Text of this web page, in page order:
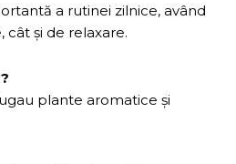
a rutinei zilnice, având
și de relaxare.
plante aromatice și